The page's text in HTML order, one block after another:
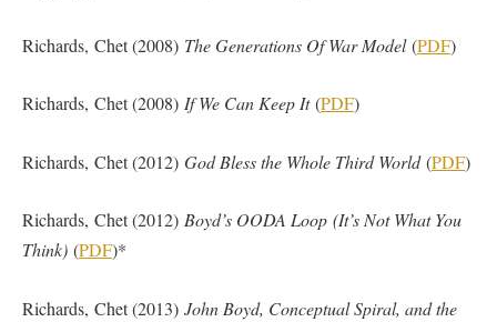
Richards, Chet (2008) The Generations Of War Model(PDF)
Richards, Chet (2008) If We Can Keep It(PDF)
Richards, Chet (2012) God Bless the Whole Third World(PDF)
Richards, Chet (2012) Boyd’s OODA Loop (It’s Not What You
Think) (PDF)*
Richards, Chet (2013) John Boyd, Conceptual Spiral, and the